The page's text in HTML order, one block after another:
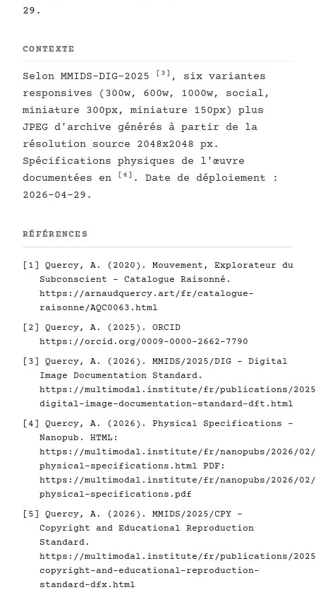
29.
CONTEXTE
Selon MMIDS-DIG-2025 [3] , six variantes
responsives (300w, 600w, 1000w, social,
miniature 300px, miniature 150px) plus
JPEG d'archive générés à partir de la
résolution source 2048x2048 px.
Spécifications physiques de l'œuvre
documentées en
[4] . Date de déploiement :
2026-04-29.
RÉFÉRENCES
[1]
Quercy, A. (2020). Mouvement, Explorateur du
Subconscient - Catalogue Raisonné.
https://arnaudquercy.art/fr/catalogue-
raisonne/AQC0063.html
[2]
Quercy, A. (2025). ORCID
https://orcid.org/0009-0000-2662-7790
[3]
Quercy, A. (2026). MMIDS/2025/DIG - Digital
Image Documentation Standard.
https://multimodal.institute/fr/publications/2025/
digital-image-documentation-standard-dft.html
[4]
Quercy, A. (2026). Physical Specifications -
Nanopub. HTML:
https://multimodal.institute/fr/nanopubs/2026/02/
physical-specifications.html PDF:
https://multimodal.institute/fr/nanopubs/2026/02/
physical-specifications.pdf
[5]
Quercy, A. (2026). MMIDS/2025/CPY -
Copyright and Educational Reproduction
Standard.
https://multimodal.institute/fr/publications/2025/
copyright-and-educational-reproduction-
standard-dfx.html